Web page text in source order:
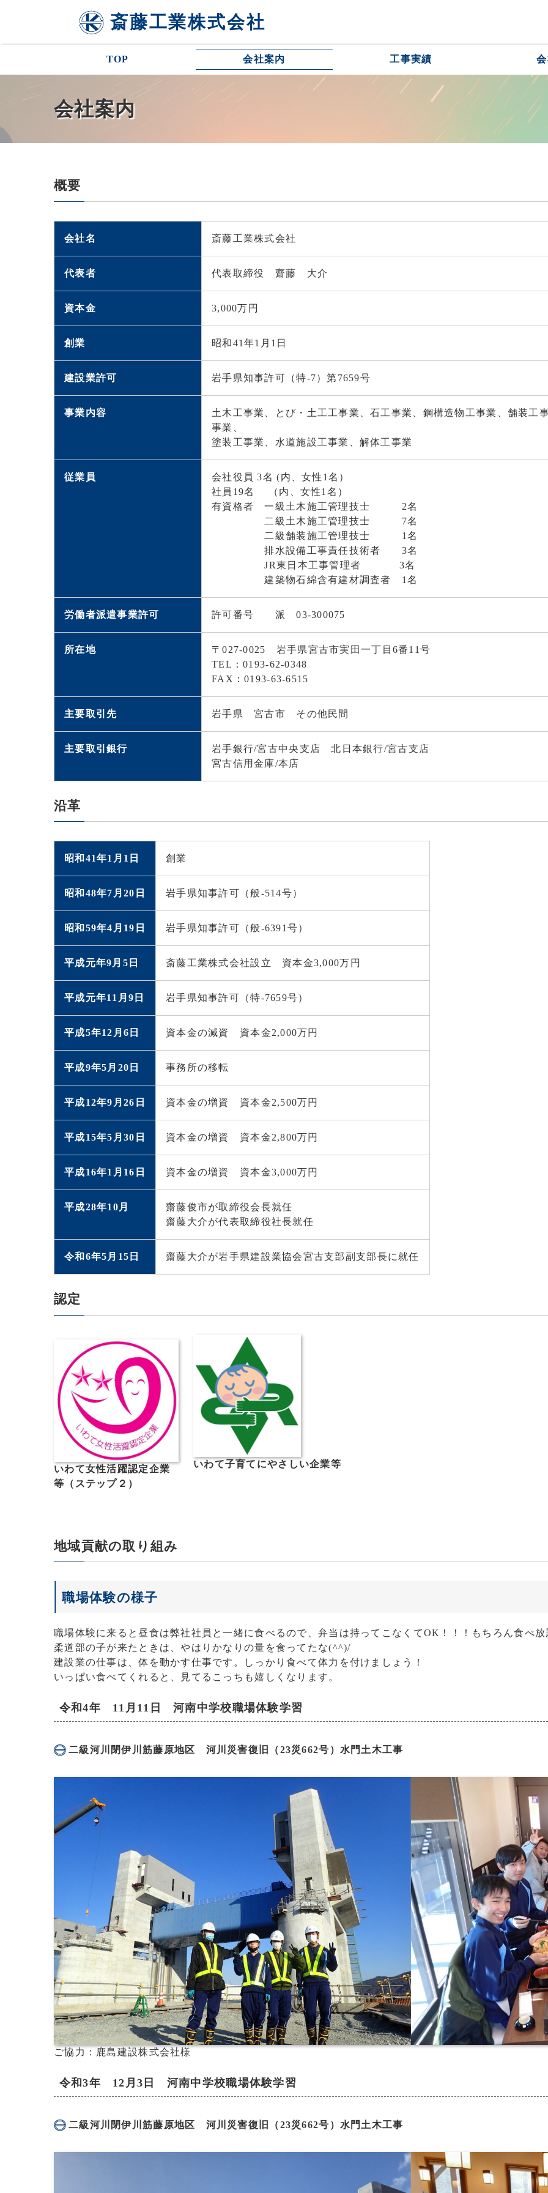
斎藤工業株式会社
TOP 会社案内 工事実績
会社案内
概要
会社名 斎藤工業株式会社
代表者 代表取締役 齋藤 大介
資本金 3,000万円
創業 昭和41年1月1日
建設業許可 岩手県知事許可（特-7）第7659号
事業内容
土木工事業、とび・土工工事業、石工事業、鋼構造物工事業、舗装工
事業、
塗装工事業、水道施設工事業、解体工事業
従業員
会社役員 3名 (内、女性1名）
社員19名 （内、女性1名）
有資格者 一級土木施工管理技士 2名
二級土木施工管理技士 7名
二級舗装施工管理技士 1名
排水設備工事責任技術者 3名
JR東日本工事管理者 3名
建築物石綿含有建材調査者 1名
労働者派遣事業許可 許可番号 派 03-300075
所在地
〒027-0025 岩手県宮古市実田一丁目6番11号
TEL：0193-62-0348
FAX：0193-63-6515
主要取引先 岩手県 宮古市 その他民間
主要取引銀行
岩手銀行/宮古中央支店 北日本銀行/宮古支店
宮古信用金庫/本店
沿革
昭和41年1月1日 創業
昭和48年7月20日 岩手県知事許可（般-514号）
昭和59年4月19日 岩手県知事許可（般-6391号）
平成元年9月5日 斎藤工業株式会社設立 資本金3,000万円
平成元年11月9日 岩手県知事許可（特-7659号）
平成5年12月6日 資本金の減資 資本金2,000万円
平成9年5月20日 事務所の移転
平成12年9月26日 資本金の増資 資本金2,500万円
平成15年5月30日 資本金の増資 資本金2,800万円
平成16年1月16日 資本金の増資 資本金3,000万円
平成28年10月
齋藤俊市が取締役会長就任
齋藤大介が代表取締役社長就任
令和6年5月15日 齋藤大介が岩手県建設業協会宮古支部副支部長に就任
認定
いわて女性活躍認定企業
等（ステップ２）
いわて子育てにやさしい企業等
地域貢献の取り組み
職場体験の様子
職場体験に来ると昼食は弊社社員と一緒に食べるので、弁当は持ってこなくてOK！！！もちろん食べ放
柔道部の子が来たときは、やはりかなりの量を食ってたな(^^)/
建設業の仕事は、体を動かす仕事です。しっかり食べて体力を付けましょう！
いっぱい食べてくれると、見てるこっちも嬉しくなります。
令和4年 11月11日 河南中学校職場体験学習
二級河川閉伊川筋藤原地区 河川災害復旧（23災662号）水門土木工事
ご協力：鹿島建設株式会社様
令和3年 12月3日 河南中学校職場体験学習
二級河川閉伊川筋藤原地区 河川災害復旧（23災662号）水門土木工事